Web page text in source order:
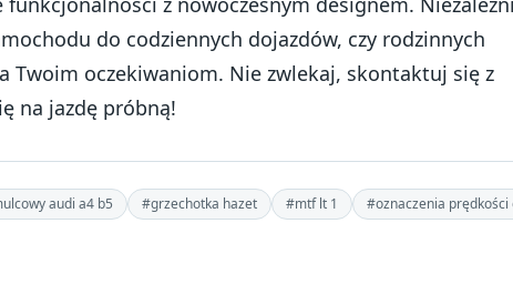
do codziennych dojazdów, czy rodzinnych
Twoim oczekiwaniom. Nie zwlekaj, skontaktuj się z
na jazdę próbną!
audi a4 b5 #grzechotka hazet #mtf lt 1
#oznaczenia prędkości